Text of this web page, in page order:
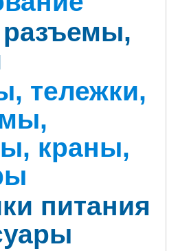
тележки,
краны,
питания